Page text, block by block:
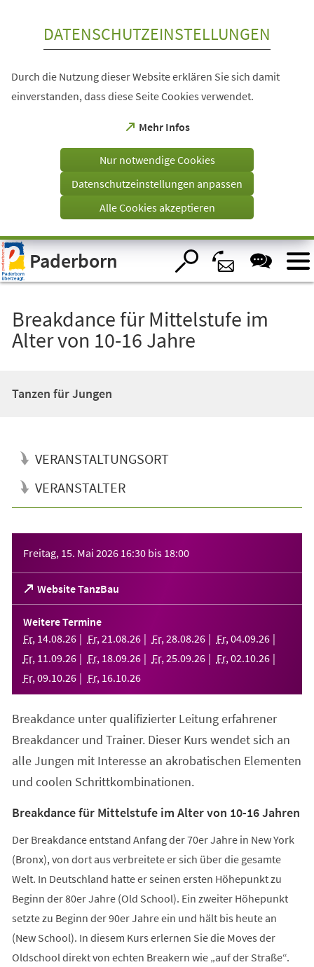
Visuelle
Assistenzsoftware
öffnen.
DATENSCHUTZEINSTELLUNGEN
Durch die Nutzung dieser Website erklären Sie sich damit
einverstanden, dass diese Seite Cookies verwendet.
Mehr Infos
(Öffnet
einem
Tab)
Nur notwendige Cookies
Datenschutzeinstellungen anpassen
Alle Cookies akzeptieren
Paderborn
Breakdance für Mittelstufe im
Alter von 10-16 Jahre
Tanzen für Jungen
VERANSTALTUNGSORT
VERANSTALTER
Freitag, 15. Mai 2026 16:30 bis 18:00
Website TanzBau
(Öffnet
in
einem
neuen
Tab)
Weitere Termine
Fr, 14.08.26 Fr, 21 .08.26 Fr, 28.08.26 Fr, 04.09.26
Fr, 11 .09.26 Fr, 18.09.26 Fr, 25.09.26 Fr, 02.10.26
Fr, 09.10.26 Fr, 16.10.26
Breakdance unter qualifizierter Leitung erfahrener
Breakdancer und Trainer. Dieser Kurs wendet sich an
alle Jungen mit Interesse an akrobatischen Elementen
und coolen Schrittkombinationen.
Breakdance für Mittelstufe im Alter von 10-16 Jahren
Der Breakdance entstand Anfang der 70er Jahre in New York
(Bronx), von dort aus verbreitete er sich über die gesamte
Welt. In Deutschland hatte er seinen ersten Höhepunkt zu
Beginn der 80er Jahre (Old School). Ein zweiter Höhepunkt
setzte zu Beginn der 90er Jahre ein und hält bis heute an
(New School). In diesem Kurs erlernen Sie die Moves der
Oldschool direkt von echten Breakern wie „auf der Straße“.